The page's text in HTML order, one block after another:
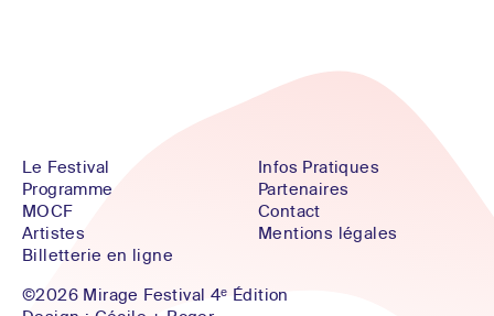
Le Festival
Programme
MOCF
Artistes
Billetterie en ligne
Infos Pratiques
Partenaires
Contact
Mentions légales
©2026 Mirage Festival 4ᵉ Édition